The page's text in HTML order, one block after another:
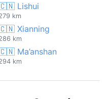
Lishui
km
Xianning
km
Ma’anshan
km